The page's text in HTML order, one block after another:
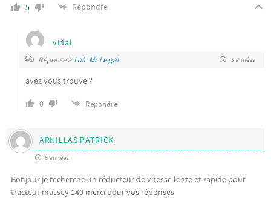
5 Répondre
vidal
Réponse à Loïc Mr Le gal 5 années
avez vous trouvé ?
0 Répondre
ARNILLAS PATRICK
5 années
Bonjour je recherche un réducteur de vitesse lente et rapide pour
tracteur massey 140 merci pour vos réponses